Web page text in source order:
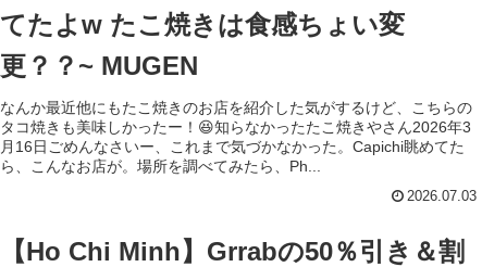
てたよw たこ焼きは食感ちょい変
更？？~ MUGEN
なんか最近他にもたこ焼きのお店を紹介した気がするけど、こちらの
タコ焼きも美味しかったー！😆知らなかったたこ焼きやさん2026年3
月16日ごめんなさいー、これまで気づかなかった。Capichi眺めてた
ら、こんなお店が。場所を調べてみたら、Ph...
2026.07.03
【Ho Chi Minh】Grrabの50％引き＆割